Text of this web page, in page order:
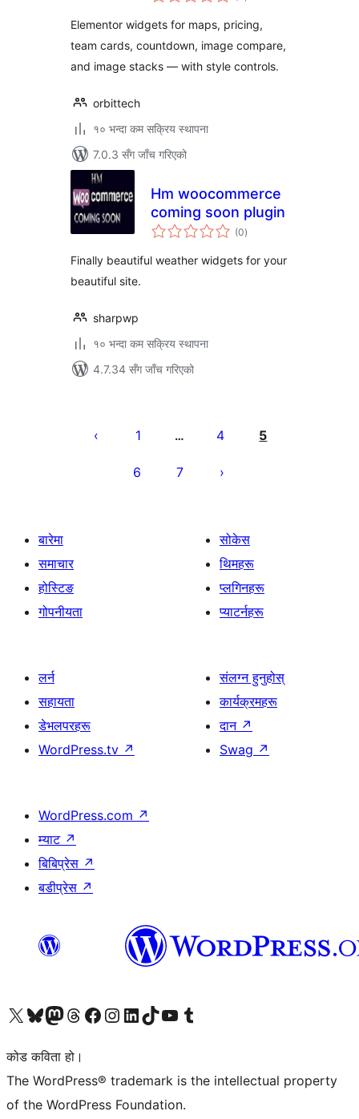
Elementor widgets for maps, pricing,
team cards, countdown, image compare,
and image stacks — with style controls.
orbittech
१० भन्दा कम सक्रिय स्थापना
7.0.3 सँग जाँच गरिएको
Hm woocommerce
coming soon plugin
(0कुल
रेटिङ्गहरू
)
Finally beautiful weather widgets for your
beautiful site.
sharpwp
१० भन्दा कम सक्रिय स्थापना
4.7.34 सँग जाँच गरिएको
पृष्ठाङ्कन1 … 4 5
6 7
बारेमा
समाचार
होस्टिङ
गोपनीयता
सोकेस
थिमहरू
प्लगिनहरू
प्याटर्नहरू
लर्न
सहायता
डेभलपरहरू
WordPress.tv ↗
संलग्न हुनुहोस्
कार्यक्रमहरू
दान ↗
Swag ↗
WordPress.com ↗
म्याट ↗
बिबिप्रेस ↗
बडीप्रेस ↗
हाम्रो X (पहिले ट्विटर) खातामा जानुहोस्
हाम्रो Bluesky खाता भ्रमण गर्नुहोस्
हाम्रो म्यास्टोडन खाता भ्रमण गर्नुहोस्
हाम्रो थ्रेड्स खातामा जानुहोस्
हाम्रो फेसबुक पेजमा जानुहोस्
हाम्रो इन्स्टाग्राम खातामा जानुहोस्
हाम्रो लिङ्क्डइन खातामा जानुहोस्
हाम्रो TikTok खाता भ्रमण गर्नुहोस्
हाम्रो युट्युब च्यानलमा जानुहोस्
हाम्रो टम्बलर खाता भ्रमण गर्नुहोस्
कोड कविता हो।
The WordPress® trademark is the intellectual property
of the WordPress Foundation.